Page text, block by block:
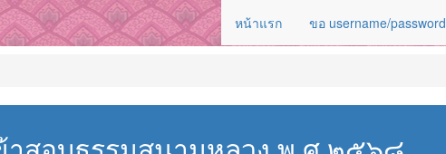
หน้าแรก ขอ username/password